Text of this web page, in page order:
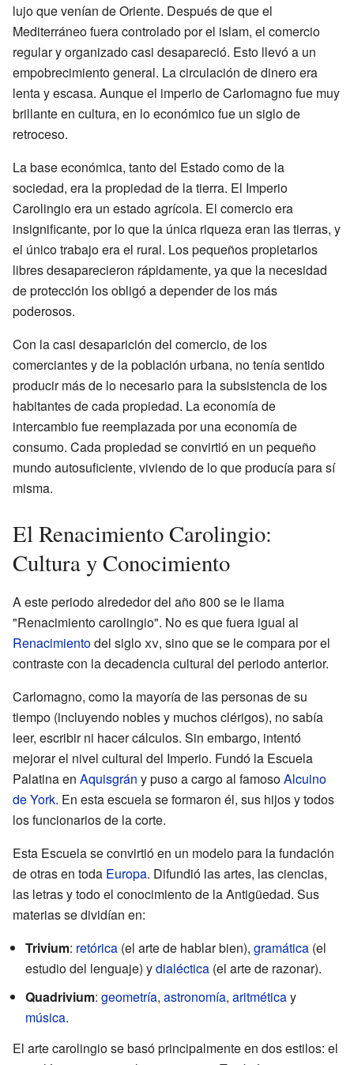
lujo que venían de Oriente. Después de que el
Mediterráneo fuera controlado por el islam, el comercio
regular y organizado casi desapareció. Esto llevó a un
empobrecimiento general. La circulación de dinero era
lenta y escasa. Aunque el imperio de Carlomagno fue muy
brillante en cultura, en lo económico fue un siglo de
retroceso.
La base económica, tanto del Estado como de la
sociedad, era la propiedad de la tierra. El Imperio
Carolingio era un estado agrícola. El comercio era
insignificante, por lo que la única riqueza eran las tierras, y
el único trabajo era el rural. Los pequeños propietarios
libres desaparecieron rápidamente, ya que la necesidad
de protección los obligó a depender de los más
poderosos.
Con la casi desaparición del comercio, de los
comerciantes y de la población urbana, no tenía sentido
producir más de lo necesario para la subsistencia de los
habitantes de cada propiedad. La economía de
intercambio fue reemplazada por una economía de
consumo. Cada propiedad se convirtió en un pequeño
mundo autosuficiente, viviendo de lo que producía para sí
misma.
El Renacimiento Carolingio:
Cultura y Conocimiento
A este periodo alrededor del año 800 se le llama
"Renacimiento carolingio". No es que fuera igual al
Renacimientodel sigloxv, sino que se le compara por el
contraste con la decadencia cultural del periodo anterior.
Carlomagno, como la mayoría de las personas de su
tiempo (incluyendo nobles y muchos clérigos), no sabía
leer, escribir ni hacer cálculos. Sin embargo, intentó
mejorar el nivel cultural del Imperio. Fundó la Escuela
Palatina en Aquisgrán y puso a cargo al famosoAlcuino
de York. En esta escuela se formaron él, sus hijos y todos
los funcionarios de la corte.
Esta Escuela se convirtió en un modelo para la fundación
de otras en toda Europa. Difundió las artes, las ciencias,
las letras y todo el conocimiento de la Antigüedad. Sus
materias se dividían en:
Trivium: retórica (el arte de hablar bien), gramática (el
estudio del lenguaje) ydialéctica (el arte de razonar).
Quadrivium: geometría, astronomía, aritméticay
música.
El arte carolingio se basó principalmente en dos estilos: el